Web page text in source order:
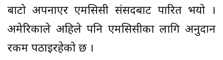
बाटो अपनाएर एमसिसी संसदबाट पारित भयो ।
अमेरिकाले अहिले पनि एमसिसीका लागि अनुदान
रकम पठाइरहेको छ ।